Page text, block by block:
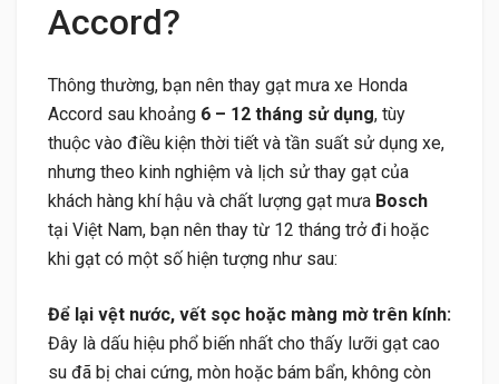
Accord?
Thông thường, bạn nên thay gạt mưa xe Honda
Accord sau khoảng 6 – 12 tháng sử dụng, tùy
thuộc vào điều kiện thời tiết và tần suất sử dụng xe,
nhưng theo kinh nghiệm và lịch sử thay gạt của
khách hàng khí hậu và chất lượng gạt mưa Bosch
tại Việt Nam, bạn nên thay từ 12 tháng trở đi hoặc
khi gạt có một số hiện tượng như sau:
Để lại vệt nước, vết sọc hoặc màng mờ trên kính:
Đây là dấu hiệu phổ biến nhất cho thấy lưỡi gạt cao
su đã bị chai cứng, mòn hoặc bám bẩn, không còn